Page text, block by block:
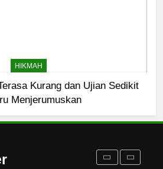
HIKMAH
Kurang dan Ujian Sedikit
Menjerumuskan
Mati
HIKMAH
Tolak Kekerasan Seksual di
Lingkungan Kampus dan
PENDIDIKAN ISLAM